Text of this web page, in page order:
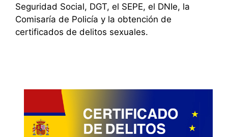
Seguridad Social, DGT, el SEPE, el DNIe, la
Comisaría de Policía y la obtención de
certificados de delitos sexuales.